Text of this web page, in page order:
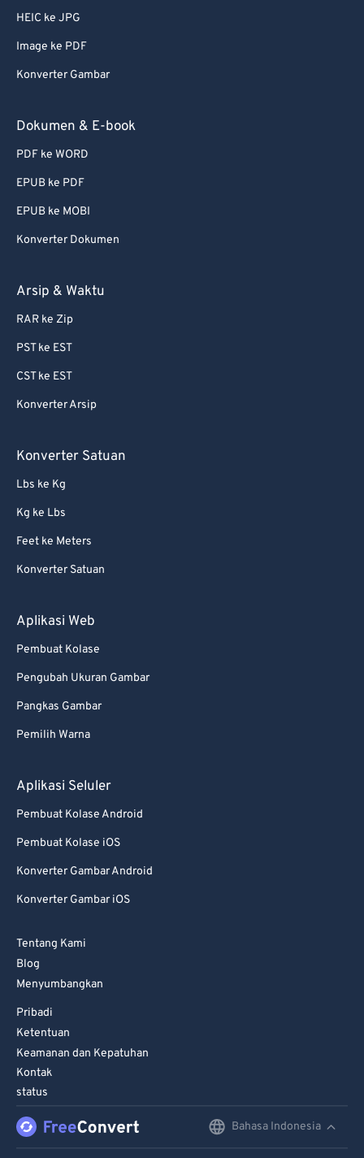
HEIC ke JPG
Image ke PDF
Konverter Gambar
Dokumen & E-book
PDF ke WORD
EPUB ke PDF
EPUB ke MOBI
Konverter Dokumen
Arsip & Waktu
RAR ke Zip
PST ke EST
CST ke EST
Konverter Arsip
Konverter Satuan
Lbs ke Kg
Kg ke Lbs
Feet ke Meters
Konverter Satuan
Aplikasi Web
Pembuat Kolase
Pengubah Ukuran Gambar
Pangkas Gambar
Pemilih Warna
Aplikasi Seluler
Pembuat Kolase Android
Pembuat Kolase iOS
Konverter Gambar Android
Konverter Gambar iOS
Tentang Kami
Blog
Menyumbangkan
Pribadi
Ketentuan
Keamanan dan Kepatuhan
Kontak
status
Bahasa Indonesia